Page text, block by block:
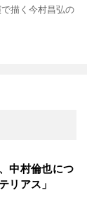
描く今村昌弘の
中村倫也につ
リアス」